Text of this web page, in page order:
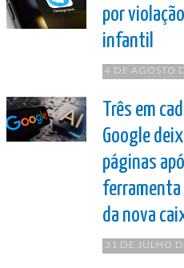
por
infantil
4 DE AGOSTO
Três em
Google
páginas
da nova
31 DE JULHO